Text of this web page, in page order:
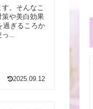
。そんなこ
策や美白効果
過ぎるころか
...
2025.09.12